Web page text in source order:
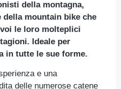
della montagna,
mountain bike che
le loro molteplici
Ideale per
in tutte le sue forme.
e una
delle numerose catene